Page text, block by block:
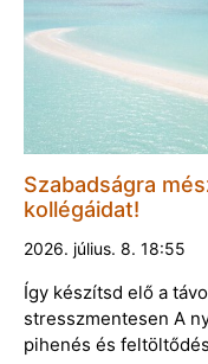
Szabadságra
kollégáidat!
2026. július. 8. 18:55
Így készítsd elő a
stresszmentesen A
pihenés és